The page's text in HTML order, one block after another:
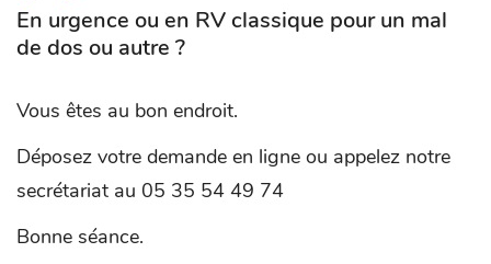
En urgence ou en RV classique pour un mal
de dos ou autre ?
Vous êtes au bon endroit.
Déposez votre demande en ligne ou appelez notre
secrétariat au 05 35 54 49 74
Bonne séance.